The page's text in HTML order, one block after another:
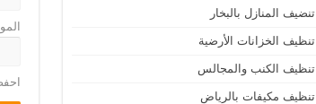
تنضيف المنازل بالبخار
تنظيف الخزانات الأرضية
تنظيف الكنب والمجالس
تنظيف مكيفات بالرياض